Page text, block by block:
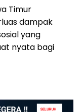
Timur
dampak
yang
nyata bagi